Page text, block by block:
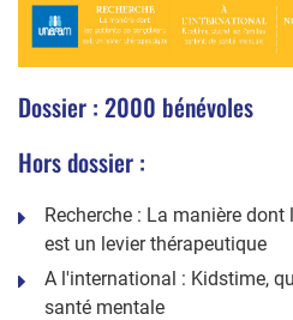
Dossier : 2000 bénévoles
Hors dossier :
Recherche : La manière
est un levier thérapeutique
A l'international : Kidstime,
santé mentale